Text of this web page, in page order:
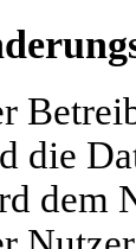
die
dem